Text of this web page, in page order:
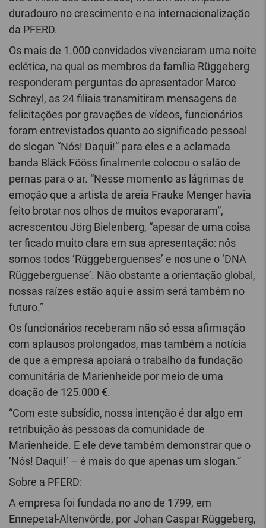
duradouro no crescimento e na internacionalização
da PFERD.
Os mais de 1.000 convidados vivenciaram uma noite
eclética, na qual os membros da família Rüggeberg
responderam perguntas do apresentador Marco
Schreyl, as 24 filiais transmitiram mensagens de
felicitações por gravações de vídeos, funcionários
foram entrevistados quanto ao significado pessoal
do slogan “Nós! Daqui!” para eles e a aclamada
banda Bläck Fööss finalmente colocou o salão de
pernas para o ar. “Nesse momento as lágrimas de
emoção que a artista de areia Frauke Menger havia
feito brotar nos olhos de muitos evaporaram”,
acrescentou Jörg Bielenberg, “apesar de uma coisa
ter ficado muito clara em sua apresentação: nós
somos todos ‘Rüggeberguenses’ e nos une o ‘DNA
Rüggeberguense’. Não obstante a orientação global,
nossas raízes estão aqui e assim será também no
futuro.”
Os funcionários receberam não só essa afirmação
com aplausos prolongados, mas também a notícia
de que a empresa apoiará o trabalho da fundação
comunitária de Marienheide por meio de uma
doação de 125.000 €.
“Com este subsídio, nossa intenção é dar algo em
retribuição às pessoas da comunidade de
Marienheide. E ele deve também demonstrar que o
‘Nós! Daqui!’ – é mais do que apenas um slogan.”
Sobre a PFERD:
A empresa foi fundada no ano de 1799, em
Ennepetal-Altenvörde, por Johan Caspar Rüggeberg,